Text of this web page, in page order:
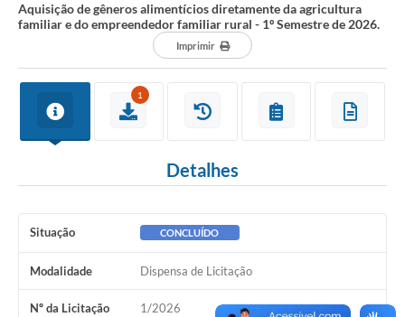
Aquisição de gêneros alimentícios diretamente da agricultura
familiar e do empreendedor familiar rural - 1º Semestre de 2026.
Imprimir
1
Detalhes
Situação CONCLUÍDO
Modalidade Dispensa de Licitação
Nº da Licitação 1/2026